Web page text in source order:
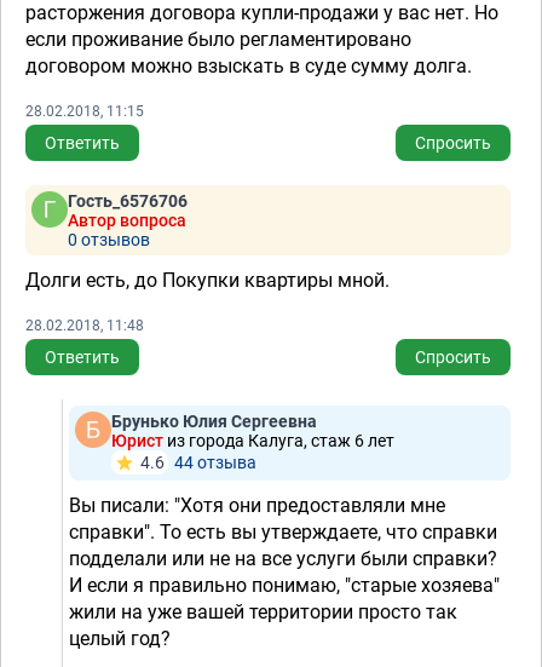
расторжения договора купли-продажи у вас нет. Но
если проживание было регламентировано
договором можно взыскать в суде сумму долга.
28.02.2018, 11:15
Ответить Спросить
Гость_6576706
Автор вопроса
0 отзывов
Долги есть, до Покупки квартиры мной.
28.02.2018, 11:48
Ответить Спросить
Брунько Юлия Сергеевна
Юрист из города Калуга, стаж 6 лет
4.6 44 отзывa
Вы писали: "Хотя они предоставляли мне
справки". То есть вы утверждаете, что справки
подделали или не на все услуги были справки?
И если я правильно понимаю, "старые хозяева"
жили на уже вашей территории просто так
целый год?